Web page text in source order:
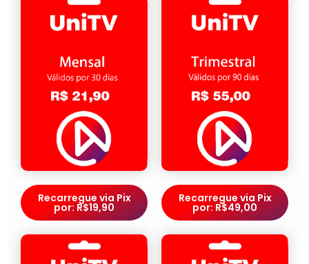
Recarregue via Pix
por: R$19,90
Recarregue via Pix
por: R$49,00